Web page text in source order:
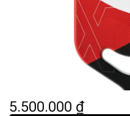
5.500.000 ₫